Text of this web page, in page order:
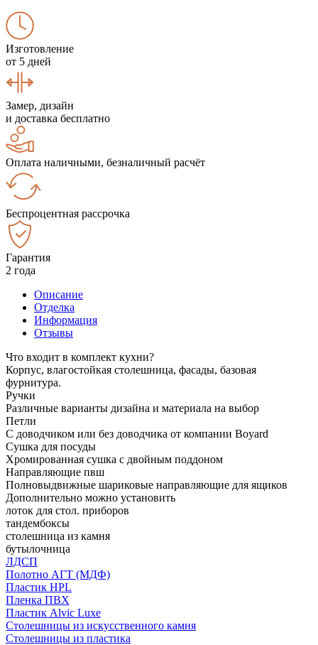
Изготовление
от 5 дней
Замер, дизайн
и доставка бесплатно
Оплата наличными, безналичный расчёт
Беспроцентная рассрочка
Гарантия
2 года
Описание
Отделка
Информация
Отзывы
Что входит в комплект кухни?
Корпус, влагостойкая столешница, фасады, базовая
фурнитура.
Ручки
Различные варианты дизайна и материала на выбор
Петли
С доводчиком или без доводчика от компании Boyard
Сушка для посуды
Хромированная сушка с двойным поддоном
Направляющие пвш
Полновыдвижные шариковые направляющие для ящиков
Дополнительно можно установить
лоток для стол. приборов
тандембоксы
столешница из камня
бутылочница
ЛДСП
Полотно АГТ (МДФ)
Пластик HPL
Пленка ПВХ
Пластик Alvic Luxe
Столешницы из искусственного камня
Столешницы из пластика